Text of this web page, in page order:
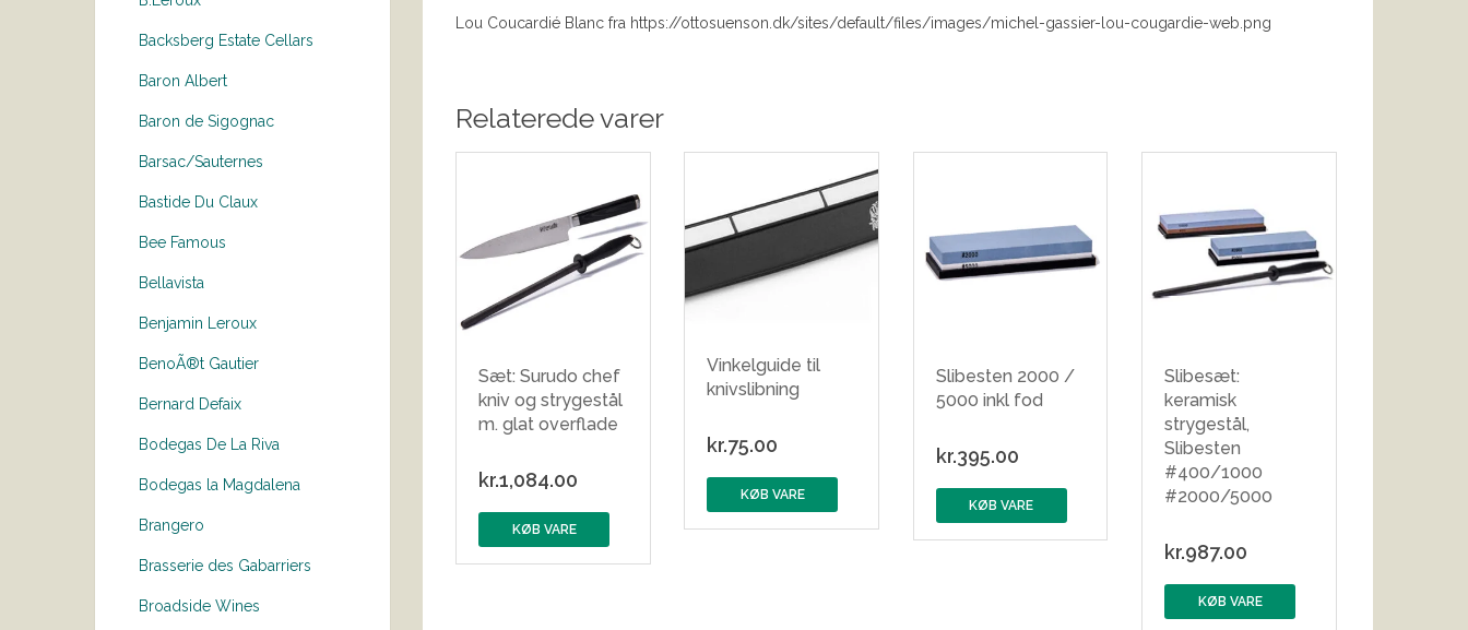
Backsberg Estate Cellars
Baron Albert
Baron de Sigognac
Barsac/Sauternes
Bastide Du Claux
Bee Famous
Bellavista
Benjamin Leroux
BenoÃ®t Gautier
Bernard Defaix
Bodegas De La Riva
Bodegas la Magdalena
Brangero
Brasserie des Gabarriers
Broadside Wines
Lou Coucardié Blanc fra https://ottosuenson.dk/sites/default/files/images/michel-gassier-lou-cougardie-web.png
Relaterede varer
Sæt: Surudo chef
kniv og strygestål
m. glat overflade
kr.1,084.00
KØB VARE
Vinkelguide til
knivslibning
kr.75.00
KØB VARE
Slibesten 2000 /
5000 inkl fod
kr.395.00
KØB VARE
Slibesæt:
keramisk
strygestål,
Slibesten
#400/1000
#2000/5000
kr.987.00
KØB VARE